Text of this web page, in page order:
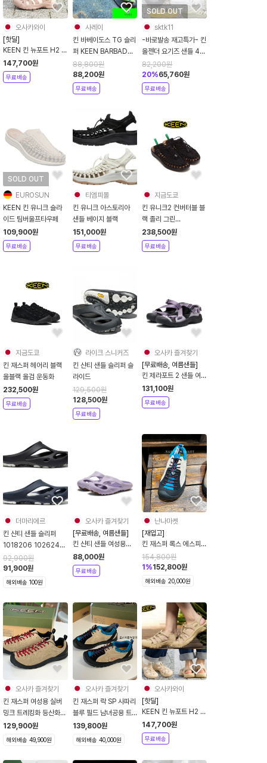
오사카와이
[핫딜]
KEEN 킨 뉴포트 H2 여
름 샌들 여성 모노크롬
핑크 1027354
147,700원
무료배송
사레이
킨 바베이도스 TG 슬리
퍼 KEEN BARBADOS
남여공용 6컬러
88,800원
88,200원
무료배송
SOLD OUT
sktk11
-바로발송 재고특가- 킨
올젠더 요기즈 샌들 4컬
러 1029369
1029370 1029372
1029373
82,200원
20%65,760원
무료배송
SOLD OUT
EUROSUN
KEEN 킨 유니크 슬라
이드 팀버울프타우페
109,900원
무료배송
티엠피몰
킨 유니크 아스토리아
샌들 베이지 블랙
151,000원
무료배송
지금도쿄
킨 유니크2 컨버터블 블
랙 졸리 그린
1028669
238,500원
무료배송
지금도쿄
킨 재스퍼 헤어리 블랙
올블랙 올검 운동화
232,500원
무료배송
라이크 스니커즈
킨 샨티 샌들 슬리퍼 슬
라이드
129,500원
128,500원
무료배송
오사카 즐겨찾기
[무료배송, 여름샌들]
킨 제라포트 2 샌들 여
성용 26SS 물놀이 여름
신발 6컬러 1031698
131,100원
무료배송
더마리에르
킨 샨티 샌들 슬리퍼
1018206 1026241
1027372 1026264
92,900원
91,900원
해외배송 100원
오사카 즐겨찾기
[무료배송, 여름샌들]
킨 샨티 샌들 여성용
26SS 4컬러 물놀이 여
름 1032133
88,000원
무료배송
난나마켓
[재입고]
킨 재스퍼 록스 에스피
사파리블루 1027425
154,800원
1 %152,800원
해외배송 20,000원
오사카 즐겨찾기
킨 재스퍼 여성용 실버
밍크 트레킹화 등산화
1004347
129,900원
해외배송 49,900원
오사카 즐겨찾기
킨 재스퍼 락 SP 사파리
블루 필드 남녀공용 트
레킹화 등산화
1027425 1027428
139,800원
해외배송 40,000원
오사카와이
[핫딜]
KEEN 킨 뉴포트 H2 여
름 샌들 여성 모노크롬
사파리 베이지
1027353
147,700원
무료배송